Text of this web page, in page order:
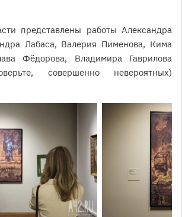
представлены работы Александра
Лабаса, Валерия Пименова, Кима
Фёдорова, Владимира Гаврилова
совершенно невероятных)